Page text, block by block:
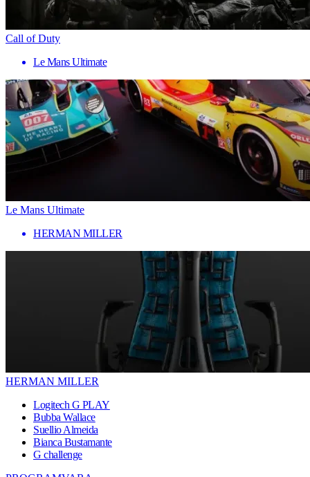
Call of Duty
Le Mans Ultimate
Le Mans Ultimate
HERMAN MILLER
HERMAN MILLER
Logitech G PLAY
Bubba Wallace
Suellio Almeida
Bianca Bustamante
G challenge